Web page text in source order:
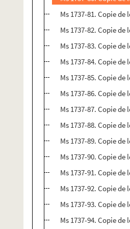
Ms 1737-81. Copie de
Ms 1737-82. Copie de
Ms 1737-83. Copie de
Ms 1737-84. Copie de
Ms 1737-85. Copie de
Ms 1737-86. Copie
Ms 1737-87. Copie de
Ms 1737-88. Copie de
Ms 1737-89. Copie de
Ms 1737-90. Copie de
Ms 1737-91. Copie de
Ms 1737-92. Copie
Ms 1737-93. Copie
Ms 1737-94. Copie de